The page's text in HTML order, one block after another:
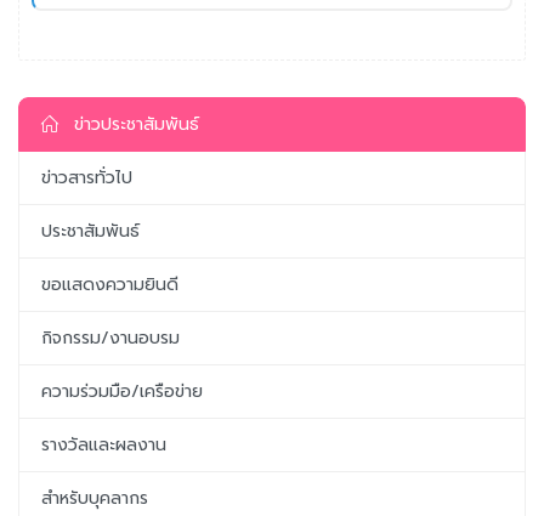
ข่าวประชาสัมพันธ์
ข่าวสารทั่วไป
ประชาสัมพันธ์
ขอแสดงความยินดี
กิจกรรม/งานอบรม
ความร่วมมือ/เครือข่าย
รางวัลและผลงาน
สำหรับบุคลากร